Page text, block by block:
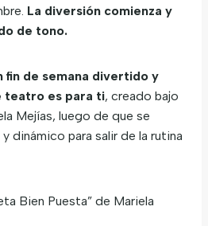
La diversión comienza y
de tono.
fin de semana divertido y
teatro es para ti, creado bajo
Mejías, luego de que se
dinámico para salir de la rutina
Bien Puesta” de Mariela